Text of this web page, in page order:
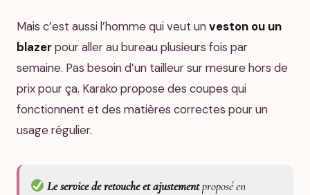
Mais c’est aussi l’homme qui veut unveston ou un
blazerpour aller au bureau plusieurs fois par
semaine. Pas besoin d’un tailleur sur mesure hors de
prix pour ça. Karako propose des coupes qui
fonctionnent et des matières correctes pour un
usage régulier.
Le service de retouche et ajustementproposé en